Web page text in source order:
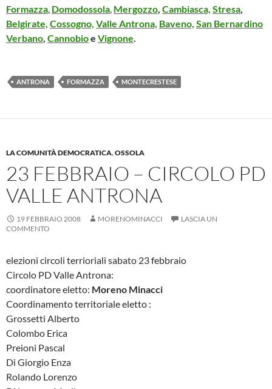
Formazza, Domodossola, Mergozzo, Cambiasca, Stresa,
Belgirate, Cossogno, Valle Antrona, Baveno, San Bernardino
Verbano, Cannobioe Vignone.
ANTRONA FORMAZZA MONTECRESTESE
LA COMUNITÀ DEMOCRATICA,OSSOLA
23 FEBBRAIO – CIRCOLO PD
VALLE ANTRONA
19 FEBBRAIO 2008 MORENOMINACCI
LASCIA UN
COMMENTO
elezioni circoli terrioriali sabato 23 febbraio
Circolo PD Valle Antrona:
coordinatore eletto: Moreno Minacci
Coordinamento territoriale eletto :
Grossetti Alberto
Colombo Erica
Preioni Pascal
Di Giorgio Enza
Rolando Lorenzo